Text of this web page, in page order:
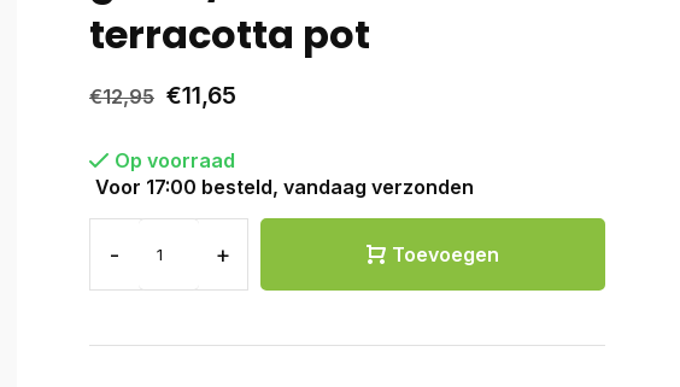
terracotta pot
€12,95 €11,65
Op voorraad
Voor 17:00 besteld, vandaag verzonden
- + Toevoegen